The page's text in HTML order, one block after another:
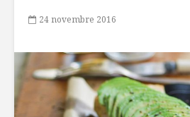
24 novembre 2016